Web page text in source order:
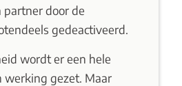
partner door de
gedeactiveerd.
wordt er een hele
werking gezet. Maar